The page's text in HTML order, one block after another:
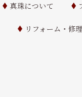
真珠について
リフォーム・修理